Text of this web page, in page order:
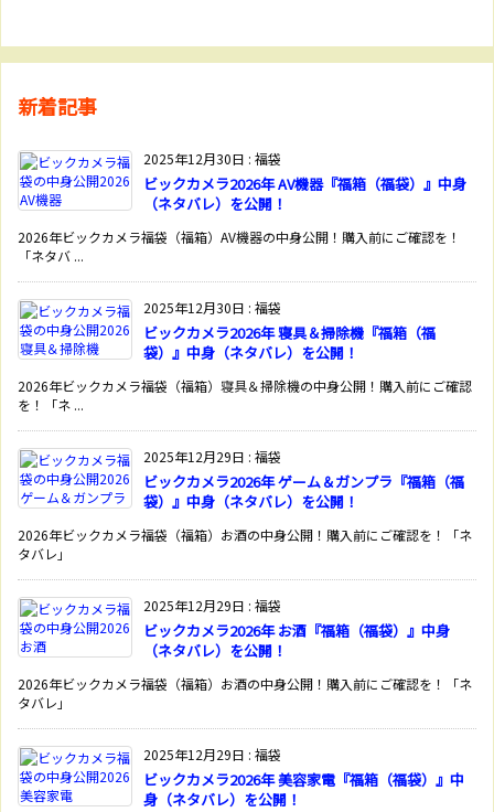
新着記事
2025年12月30日 : 福袋
ビックカメラ2026年 AV機器『福箱（福袋）』中身
（ネタバレ）を公開！
2026年ビックカメラ福袋（福箱）AV機器の中身公開！購入前にご確認を！
「ネタバ ...
2025年12月30日 : 福袋
ビックカメラ2026年 寝具＆掃除機『福箱（福
袋）』中身（ネタバレ）を公開！
2026年ビックカメラ福袋（福箱）寝具＆掃除機の中身公開！購入前にご確認
を！「ネ ...
2025年12月29日 : 福袋
ビックカメラ2026年 ゲーム＆ガンプラ『福箱（福
袋）』中身（ネタバレ）を公開！
2026年ビックカメラ福袋（福箱）お酒の中身公開！購入前にご確認を！「ネ
タバレ」
2025年12月29日 : 福袋
ビックカメラ2026年 お酒『福箱（福袋）』中身
（ネタバレ）を公開！
2026年ビックカメラ福袋（福箱）お酒の中身公開！購入前にご確認を！「ネ
タバレ」
2025年12月29日 : 福袋
ビックカメラ2026年 美容家電『福箱（福袋）』中
身（ネタバレ）を公開！